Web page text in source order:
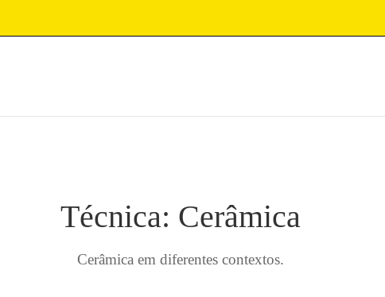
Técnica: Cerâmica
Cerâmica em diferentes contextos.